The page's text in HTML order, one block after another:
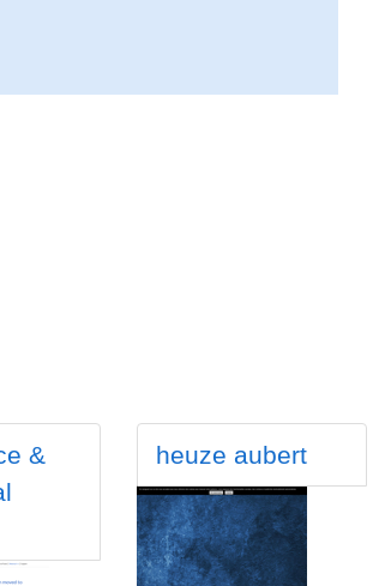
&
heuze aubert